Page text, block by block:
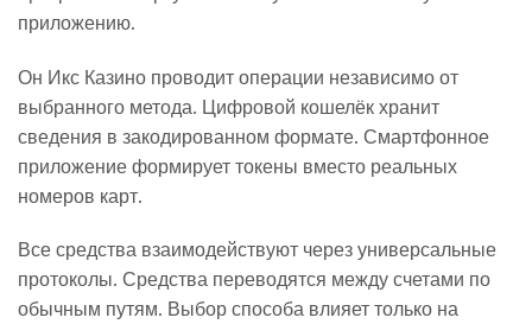
приложению.
Он Икс Казино проводит операции независимо от
выбранного метода. Цифровой кошелёк хранит
сведения в закодированном формате. Смартфонное
приложение формирует токены вместо реальных
номеров карт.
Все средства взаимодействуют через универсальные
протоколы. Средства переводятся между счетами по
обычным путям. Выбор способа влияет только на